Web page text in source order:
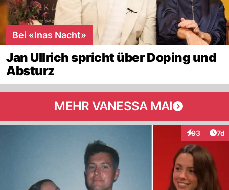
Bei «Inas Nacht»
Jan Ullrich spricht über Doping und
Absturz
MEHR VANESSA MAI
93
Interaktionen
7d